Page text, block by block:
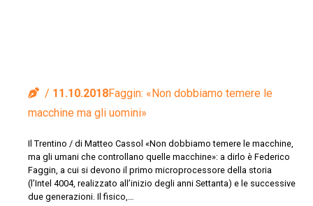
11.10.2018Faggin: «Non dobbiamo temere le
macchine ma gli uomini»
Il Trentino / di Matteo Cassol «Non dobbiamo temere le macchine,
ma gli umani che controllano quelle macchine»: a dirlo è Federico
Faggin, a cui si devono il primo microprocessore della storia
(l’Intel 4004, realizzato all’inizio degli anni Settanta) e le successive
due generazioni. Il fisico,…